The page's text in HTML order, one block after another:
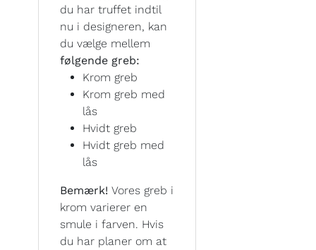
du har truffet indtil
nu i designeren, kan
du vælge mellem
følgende greb:
Krom greb
Krom greb med
lås
Hvidt greb
Hvidt greb med
lås
Bemærk! Vores greb i
krom varierer en
smule i farven. Hvis
du har planer om at